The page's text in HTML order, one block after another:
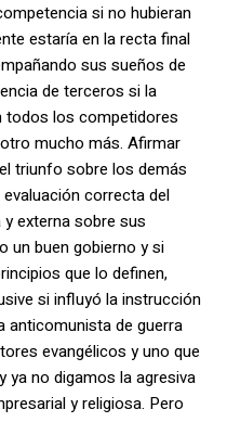
si no hubieran
estaría en la recta final
sus sueños de
de terceros si la
todos los competidores
mucho más. Afirmar
triunfo sobre los demás
correcta del
externa sobre sus
un buen gobierno y si
que lo definen,
si influyó la instrucción
anticomunista de guerra
evangélicos y uno que
ya no digamos la agresiva
y religiosa. Pero